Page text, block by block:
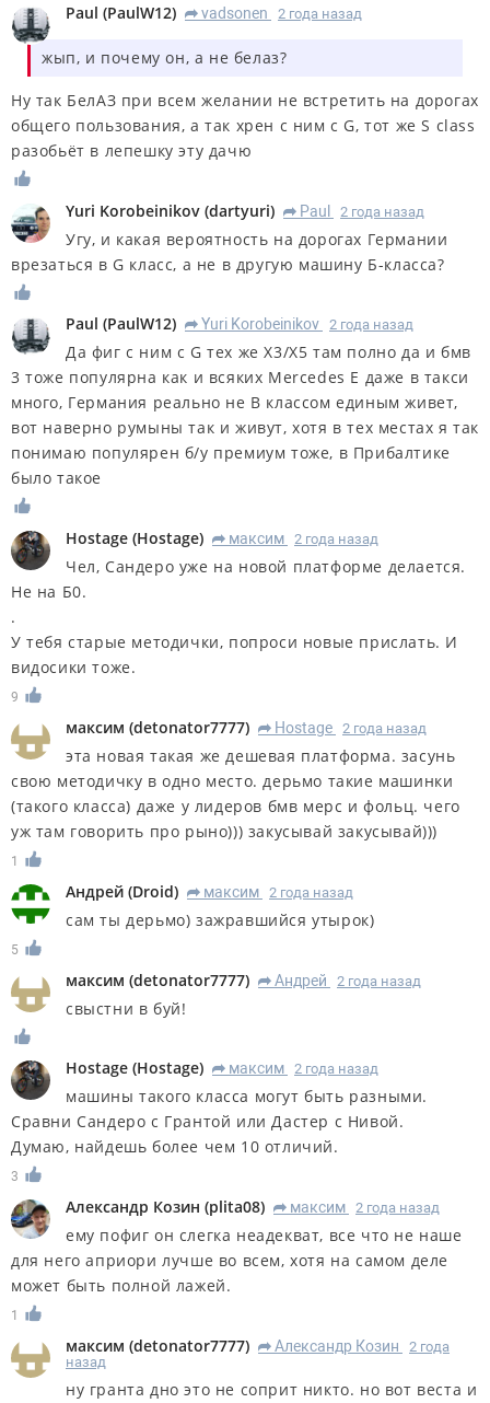
Paul (PaulW12) R vadsonen 2 года назад
жып, и почему он, а не белаз?
Ну так БелАЗ при всем желании не встретить на дорогах
общего пользования, а так хрен с ним с G, тот же S class
разобьёт в лепешку эту дачю
Yuri Korobeinikov (dartyuri) R Paul 2 года назад
Угу, и какая вероятность на дорогах Германии
врезаться в G класс, а не в другую машину Б-класса?
Paul (PaulW12) R Yuri Korobeinikov 2 года назад
Да фиг с ним с G тех же X3/X5 там полно да и бмв
3 тоже популярна как и всяких Mercedes E даже в такси
много, Германия реально не B классом единым живет,
вот наверно румыны так и живут, хотя в тех местах я так
понимаю популярен б/у премиум тоже, в Прибалтике
было такое
Hostage (Hostage) R максим 2 года назад
Чел, Сандеро уже на новой платформе делается.
Не на Б0.
.
У тебя старые методички, попроси новые прислать. И
видосики тоже.
9
максим (detonator7777) R Hostage 2 года назад
эта новая такая же дешевая платформа. засунь
свою методичку в одно место. дерьмо такие машинки
(такого класса) даже у лидеров бмв мерс и фольц. чего
уж там говорить про рыно))) закусывай закусывай)))
1
Андрей (Droid) R максим 2 года назад
сам ты дерьмо) зажравшийся утырок)
5
максим (detonator7777) R Андрей 2 года назад
свыстни в буй!
Hostage (Hostage) R максим 2 года назад
машины такого класса могут быть разными.
Сравни Сандеро с Грантой или Дастер с Нивой.
Думаю, найдешь более чем 10 отличий.
3
Александр Козин (plita08) R максим 2 года назад
ему пофиг он слегка неадекват, все что не наше
для него априори лучше во всем, хотя на самом деле
может быть полной лажей.
1
максим (detonator7777) R Александр Козин
2 года
назад
ну гранта дно это не соприт никто. но вот веста и